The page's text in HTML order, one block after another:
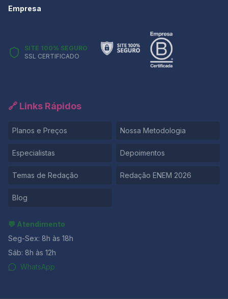
Empresa
SITE 100% SEGURO
SSL CERTIFICADO
🔗 Links Rápidos
Planos e Preços Nossa Metodologia
Especialistas Depoimentos
Temas de Redação Redação ENEM 2026
Blog
💬 Atendimento
Seg-Sex: 8h às 18h
Sáb: 8h às 12h
WhatsApp